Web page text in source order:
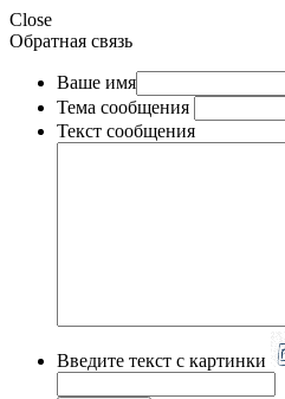
Close
Обратная связь
Ваше имя
Тема сообщения
Текст сообщения
Введите текст с картинки